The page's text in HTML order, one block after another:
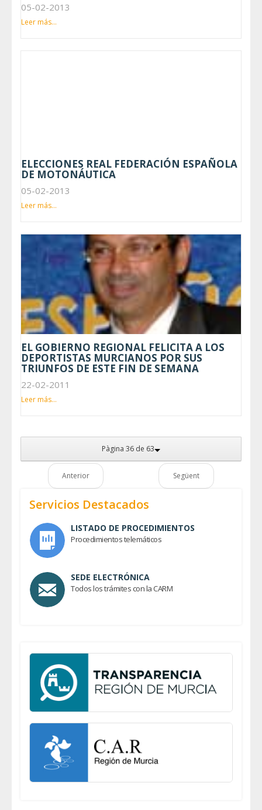
05-02-2013
Leer más...
ELECCIONES REAL FEDERACIÓN ESPAÑOLA
DE MOTONÁUTICA
05-02-2013
Leer más...
EL GOBIERNO REGIONAL FELICITA A LOS
DEPORTISTAS MURCIANOS POR SUS
TRIUNFOS DE ESTE FIN DE SEMANA
22-02-2011
Leer más...
Pàgina 36 de 63
Anterior Següent
Servicios Destacados
LISTADO DE PROCEDIMIENTOS
Procedimientos telemáticos
SEDE ELECTRÓNICA
Todos los trámites con la CARM